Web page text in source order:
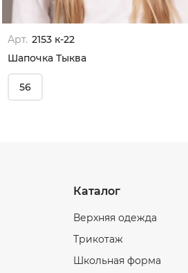
Арт. 2153 к-22
Шапочка Тыква
56
Каталог
Верхняя одежда
Трикотаж
Школьная форма